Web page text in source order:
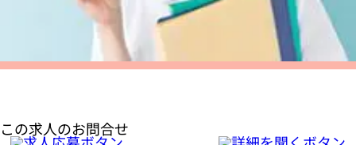
この求人のお問合せ